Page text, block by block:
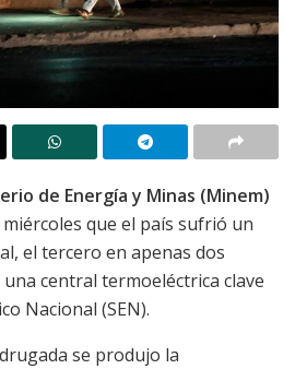
de Energía y Minas (Minem)
que el país sufrió un
el tercero en apenas dos
central termoeléctrica clave
Nacional (SEN).
se produjo la